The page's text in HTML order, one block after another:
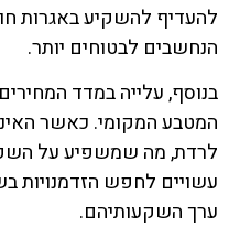
להעדיף להשקיע באגרות
הנחשבים לבטוחים יותר.
בנוסף, עלייה במדד
המטבע המקומי. כאשר
לרדת, מה שמשפיע על
עשויים לחפש הזדמנויות
ערך השקעותיהם.